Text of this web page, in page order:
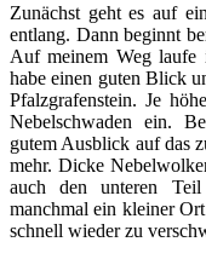
Zunächst geht es auf
entlang. Dann beginnt
Auf meinem Weg
habe einen guten Blick
Pfalzgrafenstein. Je
Nebelschwaden ein.
gutem Ausblick auf das
mehr. Dicke
auch den unteren
manchmal ein kleiner
schnell wieder zu